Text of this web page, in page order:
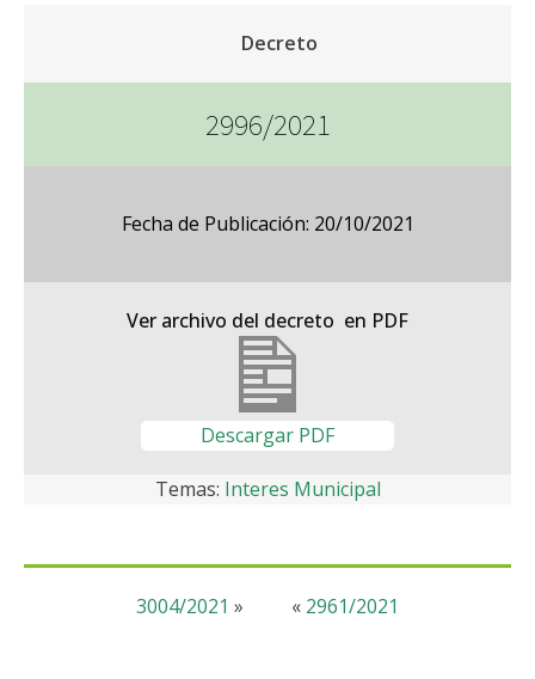
Decreto
2996/2021
Fecha de Publicación: 20/10/2021
Ver archivo del decreto en PDF
Descargar PDF
Temas: Interes Municipal
« 2961/2021
3004/2021 »